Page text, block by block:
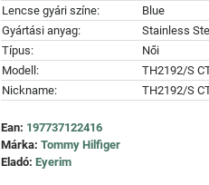
Lencse gyári színe:
Blue
Gyártási anyag:
Stainless
Típus:
Női
Modell:
TH2192/S
Nickname:
TH2192/S
Ean: 197737122416
Márka: Tommy Hilfiger
Eladó: Eyerim